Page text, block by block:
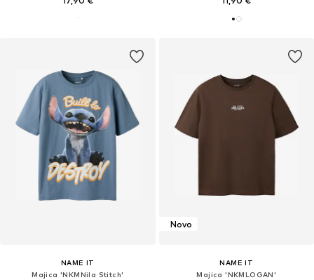
NAME IT
Majica 'NKMNila Stitch'
Novo
NAME IT
Majica 'NKMLOGAN'